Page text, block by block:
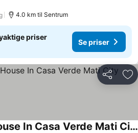
4.0 km til Sentrum
priser
Se priser
Del
2 Storey Family House In Casa Verde Mati City